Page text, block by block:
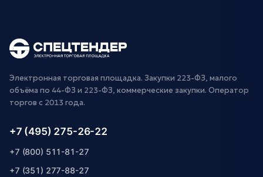
Электронная торговая площадка. Закупки 223-ФЗ, малого
объёма по 44-ФЗ и 223-ФЗ, коммерческие закупки. Оператор
торгов с 2013 года.
+7 (495) 275-26-22
+7 (800) 511-81-27
+7 (351) 277-88-27